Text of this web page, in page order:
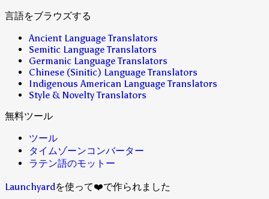
言語をブラウズする
Ancient Language Translators
Semitic Language Translators
Germanic Language Translators
Chinese (Sinitic) Language Translators
Indigenous American Language Translators
Style & Novelty Translators
無料ツール
ツール
タイムゾーンコンバーター
ラテン語のモットー
Launchyardを使って❤️で作られました